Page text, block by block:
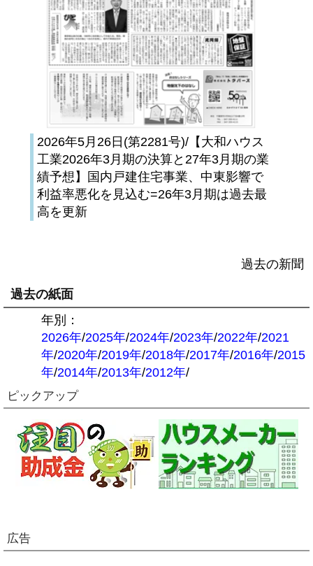
2026年5月26日(第2281号)/【大和ハウス
工業2026年3月期の決算と27年3月期の業
績予想】国内戸建住宅事業、中東影響で
利益率悪化を見込む=26年3月期は過去最
高を更新
過去の新聞
過去の紙面
年別：
2026年/2025年/2024年/2023年/2022年/2021
年/2020年/2019年/2018年/2017年/2016年/2015
年/2014年/2013年/2012年/
ピックアップ
広告